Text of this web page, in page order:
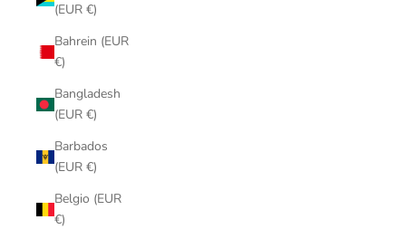
(EUR €)
Bahrein (EUR
€)
Bangladesh
(EUR €)
Barbados
(EUR €)
Belgio (EUR
€)